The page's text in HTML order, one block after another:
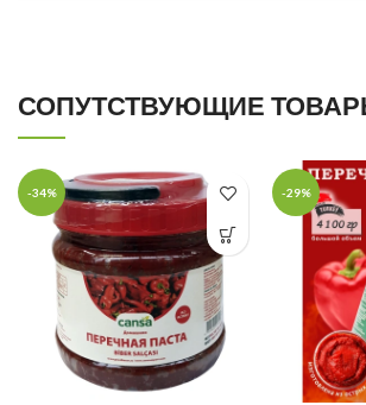
СОПУТСТВУЮЩИЕ
-34% -29%